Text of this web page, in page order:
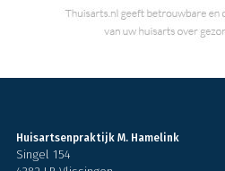
Huisartsenpraktijk M. Hamelink
Singel 154